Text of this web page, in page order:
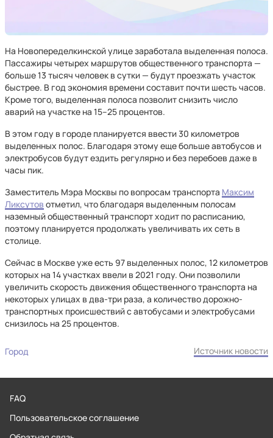
На Новопеределкинской улице заработала выделенная полоса.
Пассажиры четырех маршрутов общественного транспорта —
больше 13 тысяч человек в сутки — будут проезжать участок
быстрее. В год экономия времени составит почти шесть часов.
Кроме того, выделенная полоса позволит снизить число
аварий на участке на 15–25 процентов.
В этом году в городе планируется ввести 30 километров
выделенных полос. Благодаря этому еще больше автобусов и
электробусов будут ездить регулярно и без перебоев даже в
часы пик.
Заместитель Мэра Москвы по вопросам транспорта Максим
Ликсутов отметил, что благодаря выделенным полосам
наземный общественный транспорт ходит по расписанию,
поэтому планируется продолжать увеличивать их сеть в
столице.
Сейчас в Москве уже есть 97 выделенных полос, 12 километров
которых на 14 участках ввели в 2021 году. Они позволили
увеличить скорость движения общественного транспорта на
некоторых улицах в два-три раза, а количество дорожно-
транспортных происшествий с автобусами и электробусами
снизилось на 25 процентов.
Город Источник новости
FAQ
Пользовательское соглашение